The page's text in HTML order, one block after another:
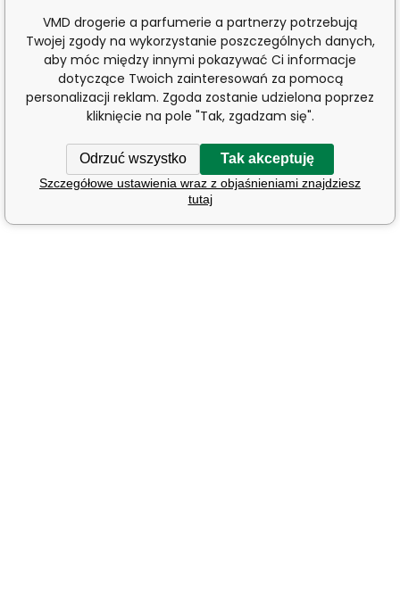
VMD drogerie a parfumerie a partnerzy potrzebują
Twojej zgody na wykorzystanie poszczególnych danych,
aby móc między innymi pokazywać Ci informacje
dotyczące Twoich zainteresowań za pomocą
personalizacji reklam. Zgoda zostanie udzielona poprzez
kliknięcie na pole "Tak, zgadzam się".
Odrzuć wszystko Tak akceptuję
Szczegółowe ustawienia wraz z objaśnieniami znajdziesz
tutaj